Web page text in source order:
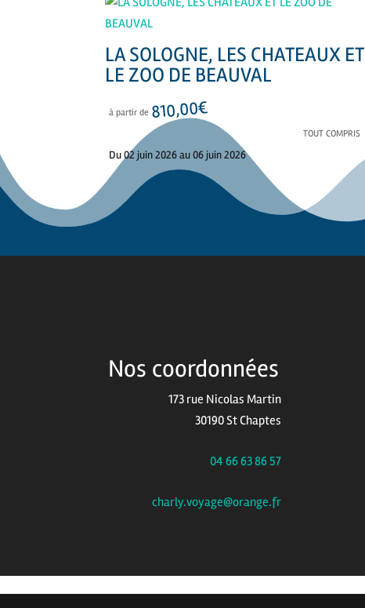
LA SOLOGNE, LES CHATEAUX ET
LE ZOO DE BEAUVAL
à partir de 810,00€
TOUT COMPRIS
Du 02 juin 2026 au 06 juin 2026
Nos coordonnées
173 rue Nicolas Martin
30190 St Chaptes
04 66 63 86 57
charly.voyage@orange.fr